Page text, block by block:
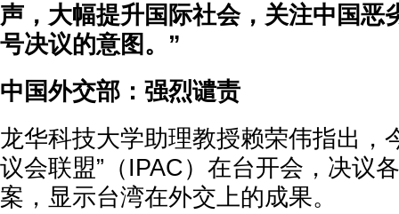
声，大幅提升国际社会，关注中国恶
号决议的意图。”
中国外交部：强烈谴责
龙华科技大学助理教授赖荣伟指出，
议会联盟”（IPAC）在台开会，决议
案，显示台湾在外交上的成果。